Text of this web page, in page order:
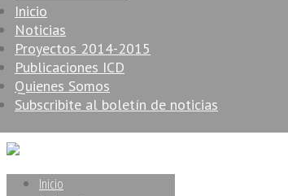
Inicio
Noticias
Proyectos 2014-2015
Publicaciones ICD
Quienes Somos
Subscribite al boletín de noticias
Inicio